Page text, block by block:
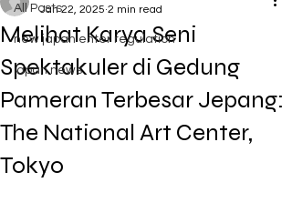
All Posts
new japan enter regulation
japan news
Melihat Karya Seni
Spektakuler di Gedung
Pameran Terbesar Jepang:
The National Art Center,
Tokyo
Jan 22, 2025 2 min read